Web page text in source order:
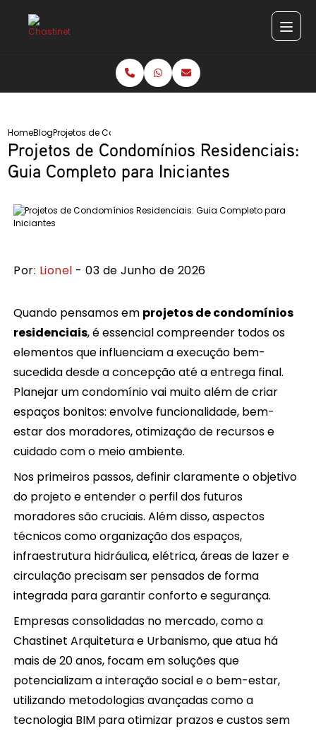
HomeBlogProjetos de Condomínios Residenciais: Guia Completo
Projetos de Condomínios Residenciais:
Guia Completo para Iniciantes
Por: Lionel - 03 de Junho de 2026
Quando pensamos em projetos de condomínios
residenciais, é essencial compreender todos os
elementos que influenciam a execução bem-
sucedida desde a concepção até a entrega final.
Planejar um condomínio vai muito além de criar
espaços bonitos: envolve funcionalidade, bem-
estar dos moradores, otimização de recursos e
cuidado com o meio ambiente.
Nos primeiros passos, definir claramente o objetivo
do projeto e entender o perfil dos futuros
moradores são cruciais. Além disso, aspectos
técnicos como organização dos espaços,
infraestrutura hidráulica, elétrica, áreas de lazer e
circulação precisam ser pensados de forma
integrada para garantir conforto e segurança.
Empresas consolidadas no mercado, como a
Chastinet Arquitetura e Urbanismo, que atua há
mais de 20 anos, focam em soluções que
potencializam a interação social e o bem-estar,
utilizando metodologias avançadas como a
tecnologia BIM para otimizar prazos e custos sem